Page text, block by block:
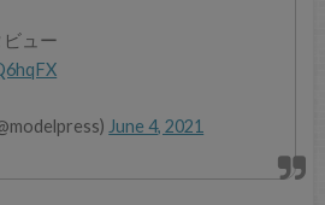
ュー
June 4, 2021